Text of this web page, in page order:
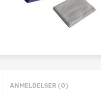
ANMELDELSER (0)